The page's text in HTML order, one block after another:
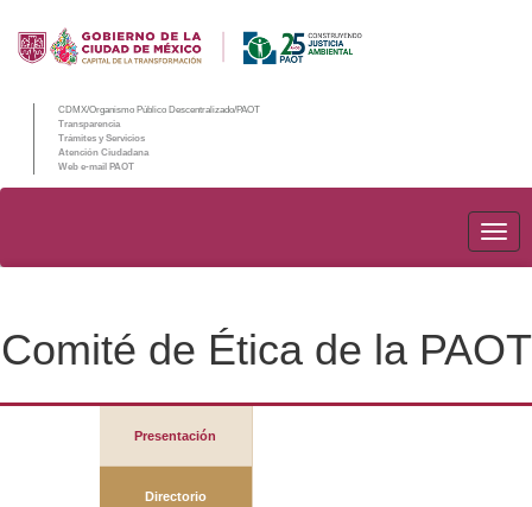
CDMX/Organismo Público Descentralizado/PAOT
Transparencia
Trámites y Servicios
Atención Ciudadana
Web e-mail PAOT
Comité de Ética de la PAOT
Presentación
Directorio